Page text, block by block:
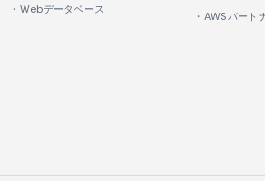
・Webデータベース
・AWSパート